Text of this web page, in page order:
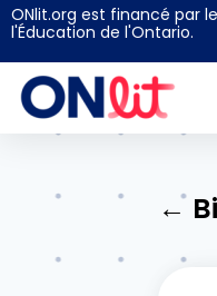
ONlit.org est financé par
l'Éducation de l'Ontario.
←